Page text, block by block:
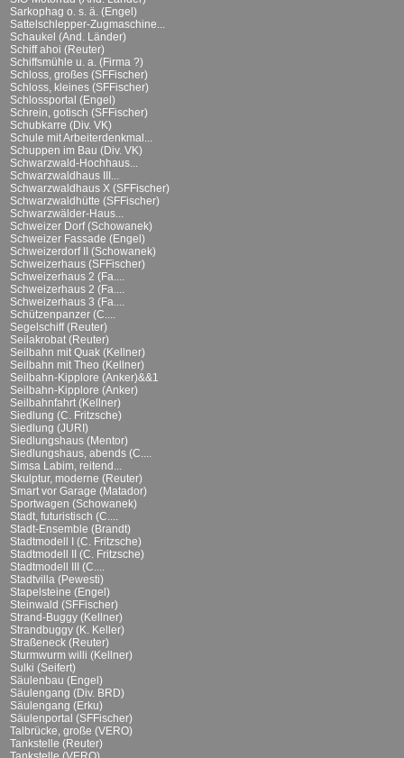
Sarkophag o. s. ä. (Engel)
Sattelschlepper-Zugmaschine...
Schaukel (And. Länder)
Schiff ahoi (Reuter)
Schiffsmühle u. a. (Firma ?)
Schloss, großes (SFFischer)
Schloss, kleines (SFFischer)
Schlossportal (Engel)
Schrein, gotisch (SFFischer)
Schubkarre (Div. VK)
Schule mit Arbeiterdenkmal...
Schuppen im Bau (Div. VK)
Schwarzwald-Hochhaus...
Schwarzwaldhaus III...
Schwarzwaldhaus X (SFFischer)
Schwarzwaldhütte (SFFischer)
Schwarzwälder-Haus...
Schweizer Dorf (Schowanek)
Schweizer Fassade (Engel)
Schweizerdorf II (Schowanek)
Schweizerhaus (SFFischer)
Schweizerhaus 2 (Fa....
Schweizerhaus 2 (Fa....
Schweizerhaus 3 (Fa....
Schützenpanzer (C....
Segelschiff (Reuter)
Seilakrobat (Reuter)
Seilbahn mit Quak (Kellner)
Seilbahn mit Theo (Kellner)
Seilbahn-Kipplore (Anker)&&1
Seilbahn-Kipplore (Anker)
Seilbahnfahrt (Kellner)
Siedlung (C. Fritzsche)
Siedlung (JURI)
Siedlungshaus (Mentor)
Siedlungshaus, abends (C....
Simsa Labim, reitend...
Skulptur, moderne (Reuter)
Smart vor Garage (Matador)
Sportwagen (Schowanek)
Stadt, futuristisch (C....
Stadt-Ensemble (Brandt)
Stadtmodell I (C. Fritzsche)
Stadtmodell II (C. Fritzsche)
Stadtmodell III (C....
Stadtvilla (Pewesti)
Stapelsteine (Engel)
Steinwald (SFFischer)
Strand-Buggy (Kellner)
Strandbuggy (K. Keller)
Straßeneck (Reuter)
Sturmwurm willi (Kellner)
Sulki (Seifert)
Säulenbau (Engel)
Säulengang (Div. BRD)
Säulengang (Erku)
Säulenportal (SFFischer)
Talbrücke, große (VERO)
Tankstelle (Reuter)